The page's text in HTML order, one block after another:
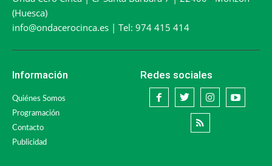
(Huesca)
info@ondacerocinca.es | Tel: 974 415 414
Información
Quiénes Somos
Programación
Contacto
Publicidad
Redes sociales